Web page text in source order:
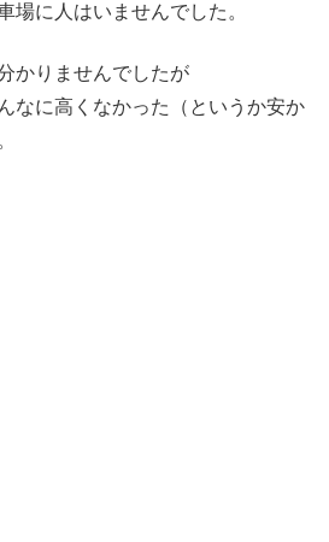
場に人はいませんでした。
かりませんでしたが
なに高くなかった（というか安か